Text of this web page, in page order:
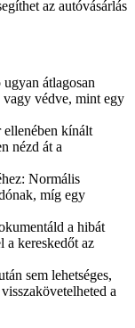
az autóvásárlás
átlagosan
védve, mint egy
ellenében kínált
nézd át a
Normális
míg egy
a hibát
a kereskedőt az
sem lehetséges,
a